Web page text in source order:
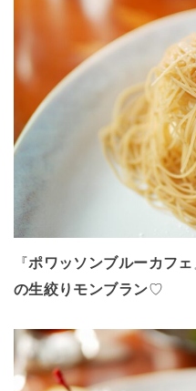
『ポワッソンブルーカフェ
の生絞りモンブラン♡